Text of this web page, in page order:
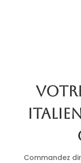
Commandez